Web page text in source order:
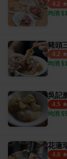
4.2
均消 $
豬頭
4.2
均消 $
吳記
4.5
均消 $
花蓮
4.6